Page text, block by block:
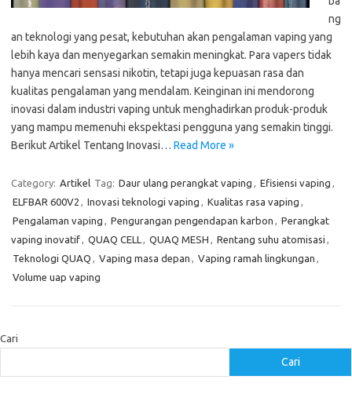
ng
an teknologi yang pesat, kebutuhan akan pengalaman vaping yang
lebih kaya dan menyegarkan semakin meningkat. Para vapers tidak
hanya mencari sensasi nikotin, tetapi juga kepuasan rasa dan
kualitas pengalaman yang mendalam. Keinginan ini mendorong
inovasi dalam industri vaping untuk menghadirkan produk-produk
yang mampu memenuhi ekspektasi pengguna yang semakin tinggi.
Berikut Artikel Tentang Inovasi… Read More »
Category: Artikel Tag: Daur ulang perangkat vaping , Efisiensi vaping ,
ELFBAR 600V2 , Inovasi teknologi vaping , Kualitas rasa vaping ,
Pengalaman vaping , Pengurangan pengendapan karbon , Perangkat
vaping inovatif, QUAQ CELL , QUAQ MESH , Rentang suhu atomisasi ,
Teknologi QUAQ , Vaping masa depan , Vaping ramah lingkungan ,
Volume uap vaping
Cari
Cari